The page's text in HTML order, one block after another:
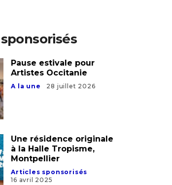
Pause estivale pour
Artistes Occitanie
Une résidence originale
à la Halle Tropisme,
Montpellier
Articles sponsorisés